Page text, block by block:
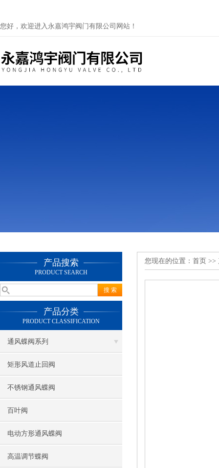
您好，欢迎进入永嘉鸿宇阀门有限公司网站！
产品搜索
PRODUCT SEARCH
产品分类
PRODUCT CLASSIFICATION
通风蝶阀系列
矩形风道止回阀
不锈钢通风蝶阀
百叶阀
电动方形通风蝶阀
高温调节蝶阀
您现在的位置： 首页 >>